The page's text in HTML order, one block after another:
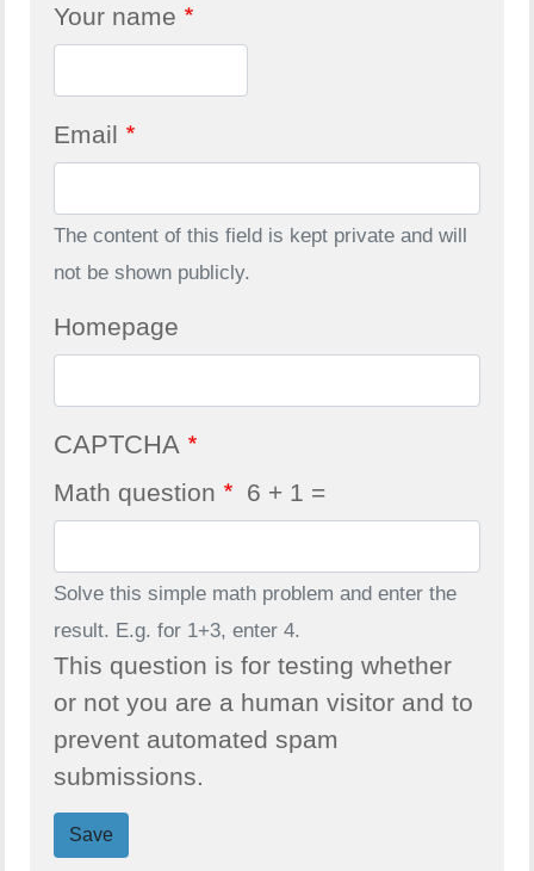
Your name
Email
The content of this field is kept private and will
not be shown publicly.
Homepage
CAPTCHA
Math question 6 + 1 =
Solve this simple math problem and enter the
result. E.g. for 1+3, enter 4.
This question is for testing whether
or not you are a human visitor and to
prevent automated spam
submissions.
Save